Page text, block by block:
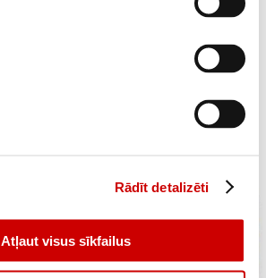
Rādīt detalizēti
Atļaut visus sīkfailus